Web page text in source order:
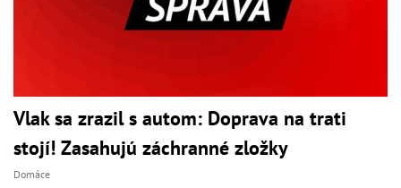
Vlak sa zrazil s autom: Doprava na trati
stojí! Zasahujú záchranné zložky
Domáce